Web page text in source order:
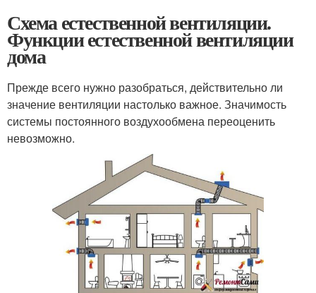
Схема естественной вентиляции.
Функции естественной вентиляции
дома
Прежде всего нужно разобраться, действительно ли
значение вентиляции настолько важное. Значимость
системы постоянного воздухообмена переоценить
невозможно.